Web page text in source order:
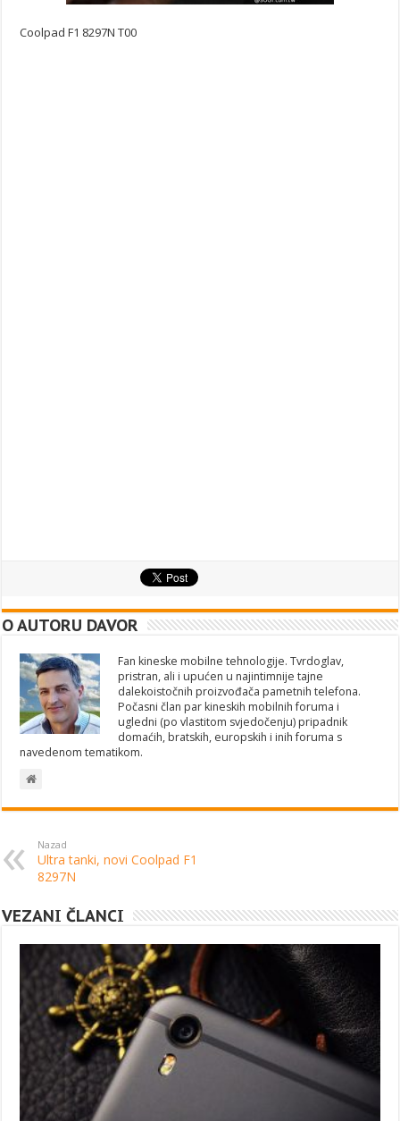
Coolpad F1 8297N T00
O AUTORU DAVOR
Fan kineske mobilne tehnologije. Tvrdoglav,
pristran, ali i upućen u najintimnije tajne
dalekoistočnih proizvođača pametnih telefona.
Počasni član par kineskih mobilnih foruma i
ugledni (po vlastitom svjedočenju) pripadnik
domaćih, bratskih, europskih i inih foruma s
navedenom tematikom.
Nazad
Ultra tanki, novi Coolpad F1
8297N
VEZANI ČLANCI